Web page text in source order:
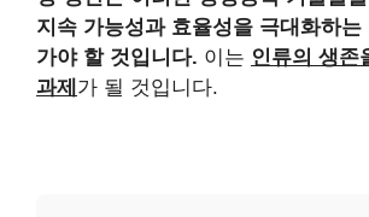
지속 가능성과 효율성을 극대화하
가야 할 것입니다. 이는 인류의 생존
과제 가 될 것입니다.